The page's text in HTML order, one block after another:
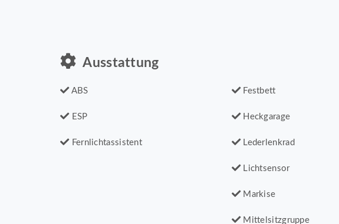
Ausstattung
ABS
ESP
Fernlichtassistent
Festbett
Heckgarage
Lederlenkrad
Lichtsensor
Markise
Mittelsitzgruppe